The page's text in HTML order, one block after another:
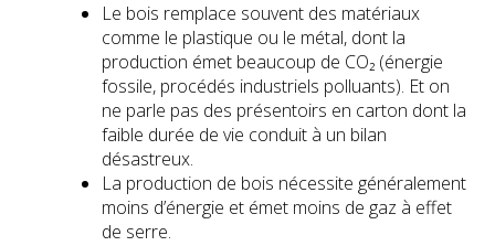
Le bois remplace souvent des matériaux
comme le plastique ou le métal, dont la
production émet beaucoup de CO₂ (énergie
fossile, procédés industriels polluants). Et on
ne parle pas des présentoirs en carton dont la
faible durée de vie conduit à un bilan
désastreux.
La production de bois nécessite généralement
moins d’énergie et émet moins de gaz à effet
de serre.